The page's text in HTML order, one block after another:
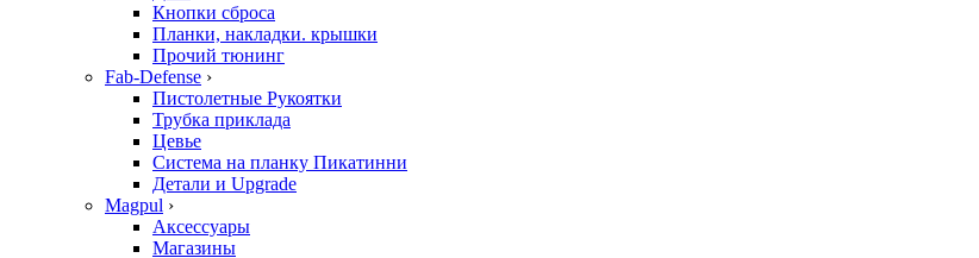
Кнопки сброса
Планки, накладки. крышки
Прочий тюнинг
Fab-Defense ›
Пистолетные Рукоятки
Трубка приклада
Цевье
Система на планку Пикатинни
Детали и Upgrade
Magpul ›
Аксессуары
Магазины